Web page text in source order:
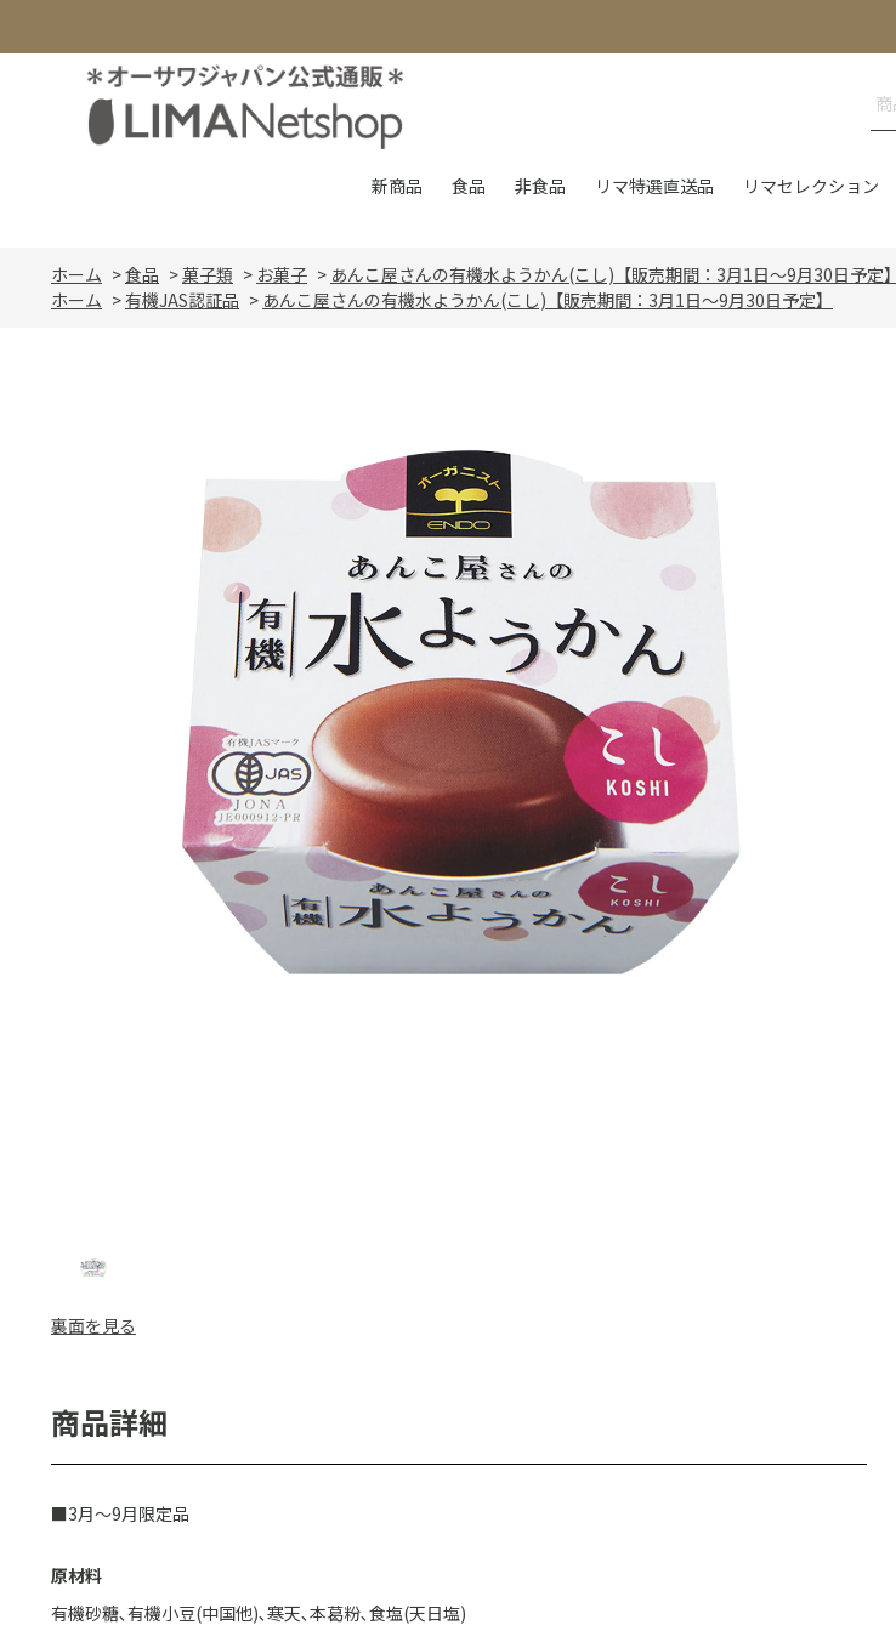
新商品 食品 非食品 リマ特選直送品 リマセレクション
ホーム >食品 >菓子類 > お菓子 > あんこ屋さんの有機水ようかん(こし)【販売期間：3月1日～9月30日予定】
ホーム >有機JAS認証品 > あんこ屋さんの有機水ようかん(こし)【販売期間：3月1日～9月30日予定】
裏面を見る
■3月～9月限定品
原材料
有機砂糖､有機小豆(中国他)､寒天､本葛粉､食塩(天日塩)